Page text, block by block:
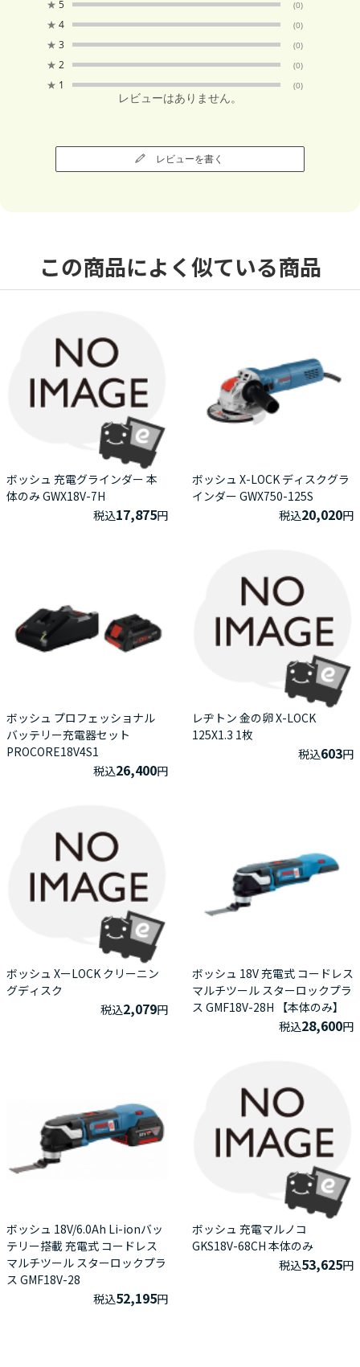
★ 5 (0)
★ 4 (0)
★ 3 (0)
★ 2 (0)
★ 1 (0)
レビューはありません。
レビューを書く
この商品によく似ている商品
ボッシュ 充電グラインダー 本
体のみ GWX18V-7H
税込17,875円
ボッシュ X-LOCK ディスクグラ
インダー GWX750-125S
税込20,020円
ボッシュ プロフェッショナル
バッテリー充電器セット
PROCORE18V4S1
税込26,400円
レヂトン 金の卵 X-LOCK
125X1.3 1枚
税込603円
ボッシュ XーLOCK クリーニン
グディスク
税込2,079円
ボッシュ 18V 充電式 コードレス
マルチツール スターロックプラ
ス GMF18V-28H 【本体のみ】
税込28,600円
ボッシュ 18V/6.0Ah Li-ionバッ
テリー搭載 充電式 コードレス
マルチツール スターロックプラ
ス GMF18V-28
税込52,195円
ボッシュ 充電マルノコ
GKS18V-68CH 本体のみ
税込53,625円